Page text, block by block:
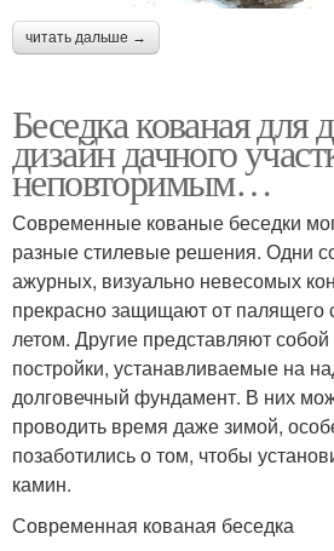
Шторы в беседку
Рольшторы для
открытой беседки
Современная беседка
читать дальше →
Беседка кованая для
дизайн дачного
неповторимым…
Современные кованые беседки
разные стилевые решения. Одни
ажурных, визуально невесомых
прекрасно защищают от палящего
летом. Другие представляют
постройки, устанавливаемые на
долговечный фундамент. В них
проводить время даже зимой,
позаботились о том, чтобы
камин.
Современная кованая беседка